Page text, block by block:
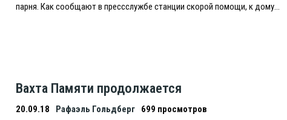
парня. Как сообщают в прессслужбе станции скорой помощи, к дому…
Вахта Памяти продолжается
20.09.18 Рафаэль Гольдберг
699 просмотров